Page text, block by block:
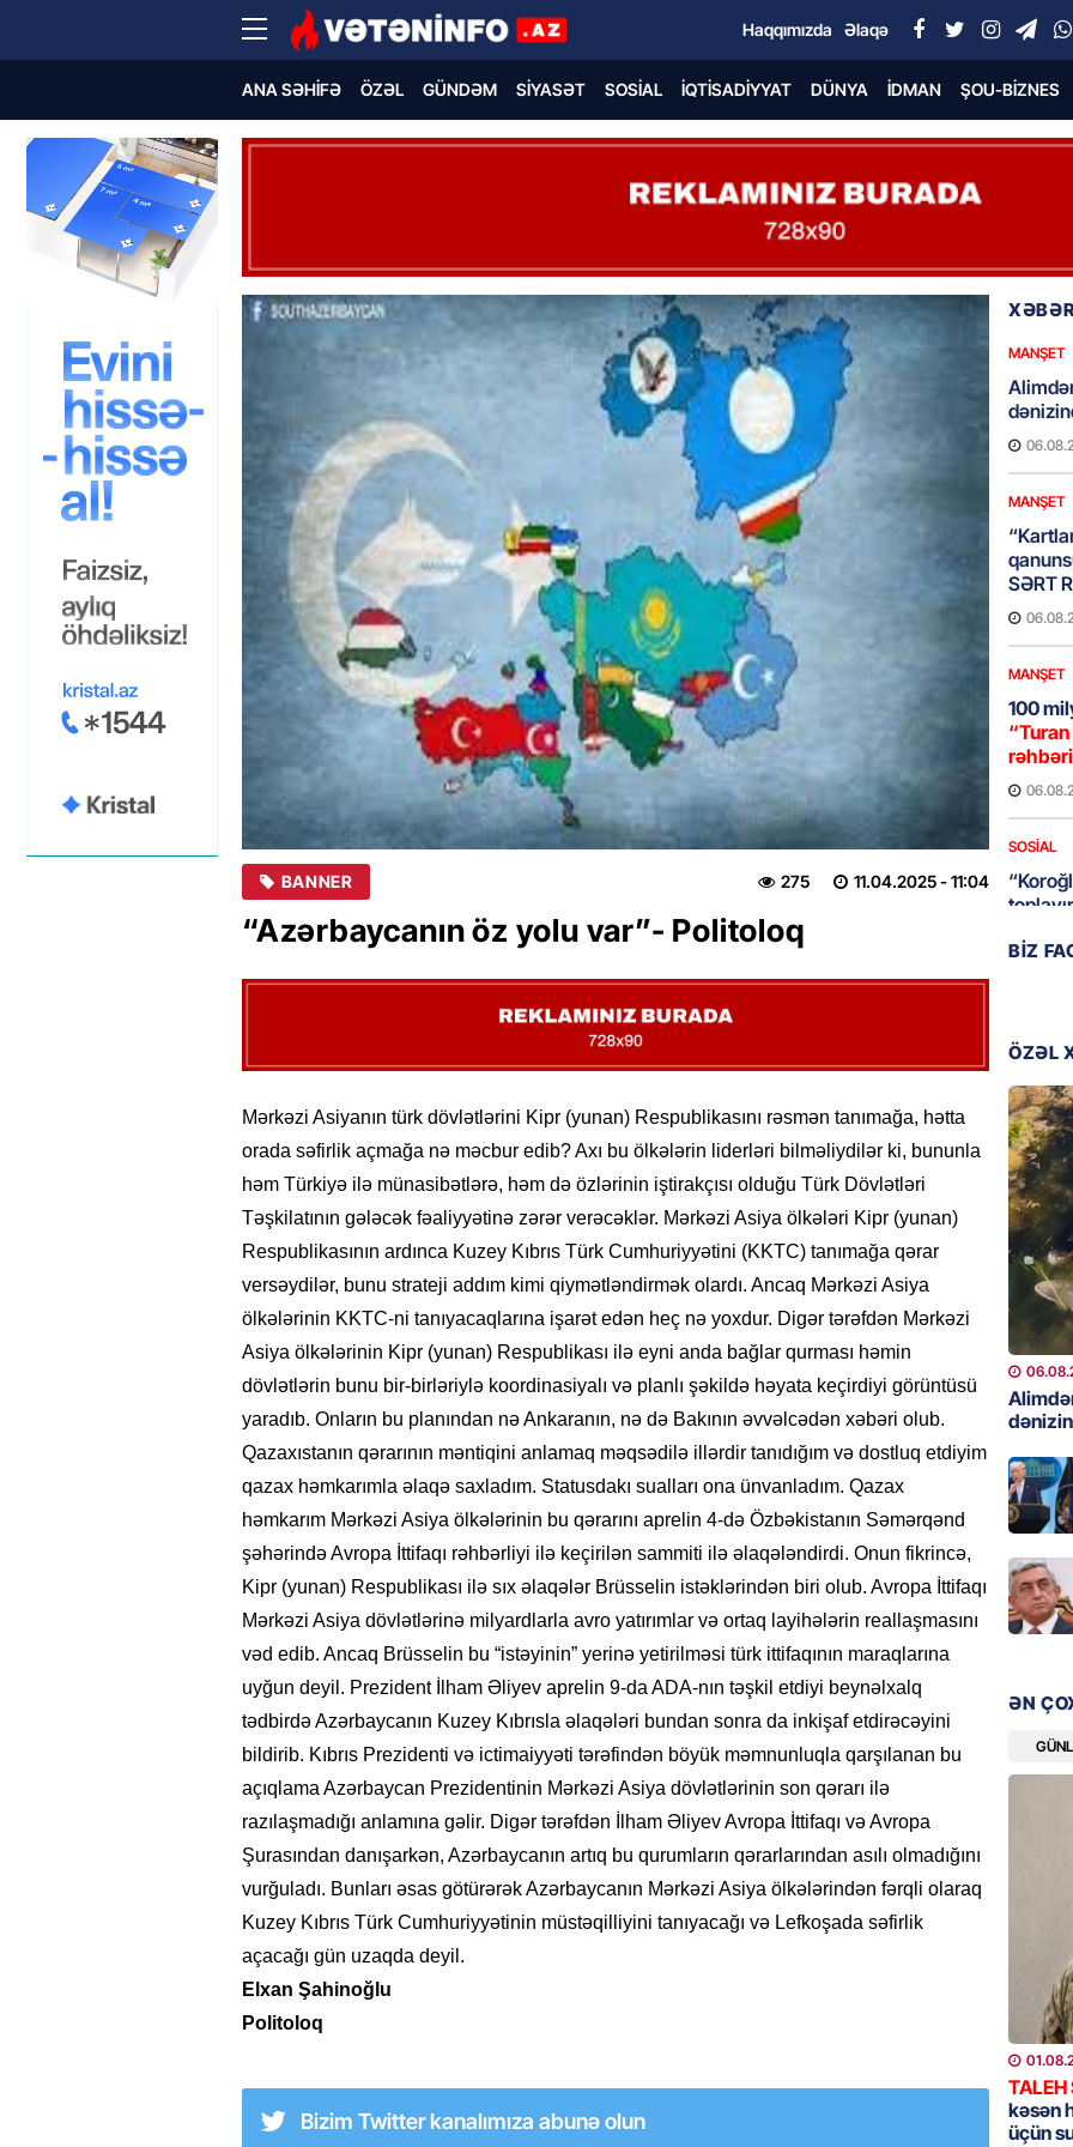
Haqqımızda Əlaqə
ANA SƏHIFƏ ÖZƏL GÜNDƏM SIYASƏT SOSIAL İQTISADIYYAT DÜNYA İDMAN ŞOU-BIZNES
BANNER 11.04.2025- 11:04
275
“Azərbaycanın öz yolu var”- Politoloq
Mərkəzi Asiyanın türk dövlətlərini Kipr (yunan) Respublikasını rəsmən tanımağa, hətta
orada səfirlik açmağa nə məcbur edib? Axı bu ölkələrin liderləri bilməliydilər ki, bununla
həm Türkiyə ilə münasibətlərə, həm də özlərinin iştirakçısı olduğu Türk Dövlətləri
Təşkilatının gələcək fəaliyyətinə zərər verəcəklər. Mərkəzi Asiya ölkələri Kipr (yunan)
Respublikasının ardınca Kuzey Kıbrıs Türk Cumhuriyyətini (KKTC) tanımağa qərar
versəydilər, bunu strateji addım kimi qiymətləndirmək olardı. Ancaq Mərkəzi Asiya
ölkələrinin KKTC-ni tanıyacaqlarına işarət edən heç nə yoxdur. Digər tərəfdən Mərkəzi
Asiya ölkələrinin Kipr (yunan) Respublikası ilə eyni anda bağlar qurması həmin
dövlətlərin bunu bir-birləriylə koordinasiyalı və planlı şəkildə həyata keçirdiyi görüntüsü
yaradıb. Onların bu planından nə Ankaranın, nə də Bakının əvvəlcədən xəbəri olub.
Qazaxıstanın qərarının məntiqini anlamaq məqsədilə illərdir tanıdığım və dostluq etdiyim
qazax həmkarımla əlaqə saxladım. Statusdakı sualları ona ünvanladım. Qazax
həmkarım Mərkəzi Asiya ölkələrinin bu qərarını aprelin 4-də Özbəkistanın Səmərqənd
şəhərində Avropa İttifaqı rəhbərliyi ilə keçirilən sammiti ilə əlaqələndirdi. Onun fikrincə,
Kipr (yunan) Respublikası ilə sıx əlaqələr Brüsselin istəklərindən biri olub. Avropa İttifaqı
Mərkəzi Asiya dövlətlərinə milyardlarla avro yatırımlar və ortaq layihələrin reallaşmasını
vəd edib. Ancaq Brüsselin bu “istəyinin” yerinə yetirilməsi türk ittifaqının maraqlarına
uyğun deyil. Prezident İlham Əliyev aprelin 9-da ADA-nın təşkil etdiyi beynəlxalq
tədbirdə Azərbaycanın Kuzey Kıbrısla əlaqələri bundan sonra da inkişaf etdirəcəyini
bildirib. Kıbrıs Prezidenti və ictimaiyyəti tərəfindən böyük məmnunluqla qarşılanan bu
açıqlama Azərbaycan Prezidentinin Mərkəzi Asiya dövlətlərinin son qərarı ilə
razılaşmadığı anlamına gəlir. Digər tərəfdən İlham Əliyev Avropa İttifaqı və Avropa
Şurasından danışarkən, Azərbaycanın artıq bu qurumların qərarlarından asılı olmadığını
vurğuladı. Bunları əsas götürərək Azərbaycanın Mərkəzi Asiya ölkələrindən fərqli olaraq
Kuzey Kıbrıs Türk Cumhuriyyətinin müstəqilliyini tanıyacağı və Lefkoşada səfirlik
açacağı gün uzaqda deyil.
Elxan Şahinoğlu
Politoloq
Bizim Twitter kanalımıza abunə olun
MANŞET
MANŞET
SƏRT
MANŞET
100
rəhbəri
SOSIAL
GÜNDƏM
etdiyi
DOSYE
GÜNDƏM
David
bağlı
DÜNYA
əl-
YAP
GÜNDƏM
Tramp
BIZ
ÖZƏL
ƏN
TALEH
kəsən
üçün